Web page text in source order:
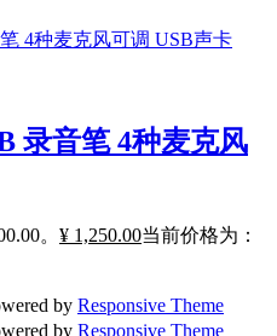
录音笔 4种麦克风
。 ¥ 1,250.00当前价格为：
by Responsive Theme
by Responsive Theme